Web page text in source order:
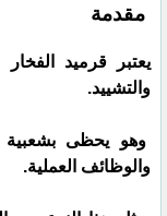
مقدمة
يعتبر قرميد الفخار
والتشييد.
وهو يحظى
والوظائف العملية.